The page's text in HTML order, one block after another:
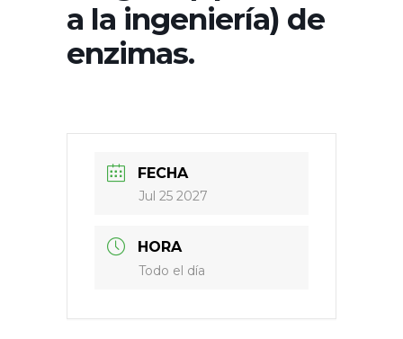
a la ingeniería) de
enzimas.
FECHA
Jul 25 2027
HORA
Todo el día